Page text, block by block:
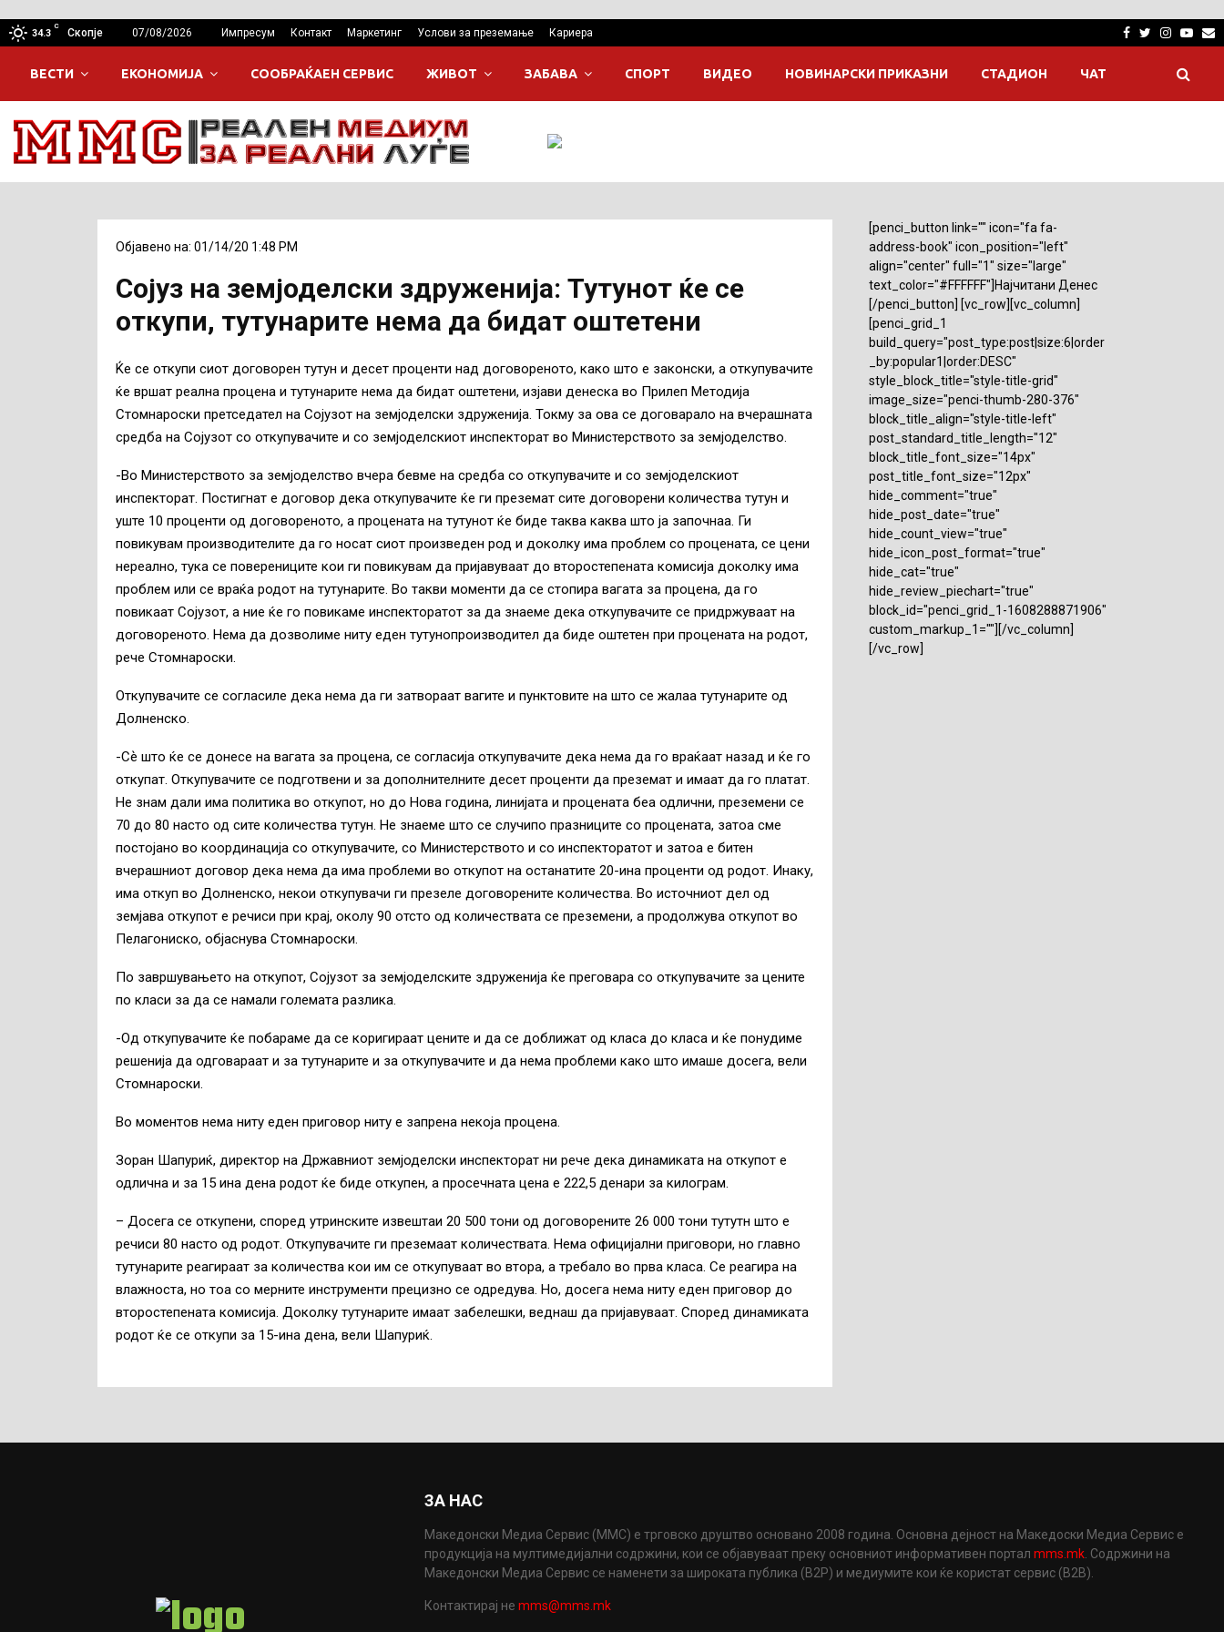
34.3
C
Скопје 07/08/2026 Импресум Контакт Маркетинг Услови за преземање Кариера Facebook
Twitter
ВЕСТИ ЕКОНОМИЈА СООБРАЌАЕН СЕРВИС ЖИВОТ ЗАБАВА СПОРТ ВИДЕО НОВИНАРСКИ ПРИКАЗНИ СТАДИОН ЧАТ
Објавено на: 01/14/20 1:48 PM
Сојуз на земјоделски здруженија: Тутунот ќе се
откупи, тутунарите нема да бидат оштетени
Ќе се откупи сиот договорен тутун и десет проценти над договореното, како што е законски, а откупувачите
ќе вршат реална процена и тутунарите нема да бидат оштетени, изјави денеска во Прилеп Методија
Стомнароски претседател на Сојузот на земјоделски здруженија. Токму за ова се договарало на вчерашната
средба на Сојузот со откупувачите и со земјоделскиот инспекторат во Министерството за земјоделство.
-Во Министерството за земјоделство вчера бевме на средба со откупувачите и со земјоделскиот
инспекторат. Постигнат е договор дека откупувачите ќе ги преземат сите договорени количества тутун и
уште 10 проценти од договореното, а процената на тутунот ќе биде таква каква што ја започнаа. Ги
повикувам производителите да го носат сиот произведен род и доколку има проблем со процената, се цени
нереално, тука се поверениците кои ги повикувам да пријавуваат до второстепената комисија доколку има
проблем или се враќа родот на тутунарите. Во такви моменти да се стопира вагата за процена, да го
повикаат Сојузот, а ние ќе го повикаме инспекторатот за да знаеме дека откупувачите се придржуваат на
договореното. Нема да дозволиме ниту еден тутунопроизводител да биде оштетен при процената на родот,
рече Стомнароски.
Откупувачите се согласиле дека нема да ги затвораат вагите и пунктовите на што се жалаа тутунарите од
Долненско.
-Сѐ што ќе се донесе на вагата за процена, се согласија откупувачите дека нема да го враќаат назад и ќе го
откупат. Откупувачите се подготвени и за дополнителните десет проценти да преземат и имаат да го платат.
Не знам дали има политика во откупот, но до Нова година, линијата и процената беа одлични, преземени се
70 до 80 насто од сите количества тутун. Не знаеме што се случипо празниците со процената, затоа сме
постојано во координација со откупувачите, со Министерството и со инспекторатот и затоа е битен
вчерашниот договор дека нема да има проблеми во откупот на останатите 20-ина проценти од родот. Инаку,
има откуп во Долненско, некои откупувачи ги презеле договорените количества. Во источниот дел од
земјава откупот е речиси при крај, околу 90 отсто од количествата се преземени, а продолжува откупот во
Пелагониско, објаснува Стомнароски.
По завршувањето на откупот, Сојузот за земјоделските здруженија ќе преговара со откупувачите за цените
по класи за да се намали големата разлика.
-Од откупувачите ќе побараме да се коригираат цените и да се доближат од класа до класа и ќе понудиме
решенија да одговараат и за тутунарите и за откупувачите и да нема проблеми како што имаше досега, вели
Стомнароски.
Во моментов нема ниту еден приговор ниту е запрена некоја процена.
Зоран Шапуриќ, директор на Државниот земјоделски инспекторат ни рече дека динамиката на откупот е
одлична и за 15 ина дена родот ќе биде откупен, а просечната цена е 222,5 денари за килограм.
– Досега се откупени, според утринските извештаи 20 500 тони од договорените 26 000 тони тутутн што е
речиси 80 насто од родот. Откупувачите ги преземаат количествата. Нема официјални приговори, но главно
тутунарите реагираат за количества кои им се откупуваат во втора, а требало во прва класа. Се реагира на
влажноста, но тоа со мерните инструменти прецизно се одредува. Но, досега нема ниту еден приговор до
второстепената комисија. Доколку тутунарите имаат забелешки, веднаш да пријавуваат. Според динамиката
родот ќе се откупи за 15-ина дена, вели Шапуриќ.
[penci_button link="" icon="fa fa-
address-book" icon_position="left"
align="center" full="1" size="large"
text_color="#FFFFFF"]Најчитани Денес
[/penci_button] [vc_row][vc_column]
[penci_grid_1
build_query="post_type:post|size:6|order
_by:popular1|order:DESC"
style_block_title="style-title-grid"
image_size="penci-thumb-280-376"
block_title_align="style-title-left"
post_standard_title_length="12"
block_title_font_size="14px"
post_title_font_size="12px"
hide_comment="true"
hide_post_date="true"
hide_count_view="true"
hide_icon_post_format="true"
hide_cat="true"
hide_review_piechart="true"
block_id="penci_grid_1-1608288871906"
custom_markup_1=""][/vc_column]
[/vc_row]
ЗА НАС
Македонски Медиа Сервис (ММС) е трговско друштво основано 2008 година. Основна дејност на Македоски Медиа Сервис е
продукција на мултимедијални содржини, кои се објавуваат преку основниот информативен порталmms.mk. Содржини на
Македонски Медиа Сервис се наменети за широката публика (B2P) и медиумите кои ќе користат сервис (B2B).
Контактирај неmms@mms.mk